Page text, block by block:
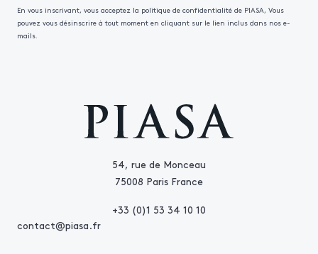
54, rue de Monceau
75008 Paris France
+33 (0)1 53 34 10 10
contact@piasa.fr
En vous inscrivant, vous acceptez la politique de confidentialité de PIASA, Vous
pouvez vous désinscrire à tout moment en cliquant sur le lien inclus dans nos e-
mails.